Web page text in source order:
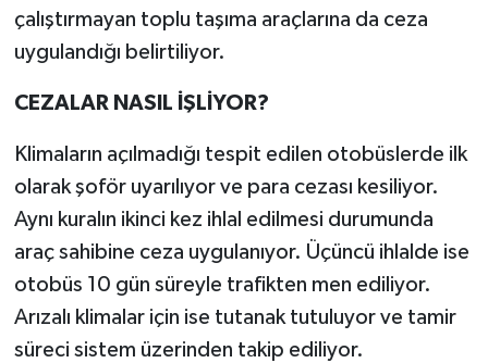
çalıştırmayan toplu taşıma araçlarına da ceza
uygulandığı belirtiliyor.
CEZALAR NASIL İŞLİYOR?
Klimaların açılmadığı tespit edilen otobüslerde ilk
olarak şoför uyarılıyor ve para cezası kesiliyor.
Aynı kuralın ikinci kez ihlal edilmesi durumunda
araç sahibine ceza uygulanıyor. Üçüncü ihlalde ise
otobüs 10 gün süreyle trafikten men ediliyor.
Arızalı klimalar için ise tutanak tutuluyor ve tamir
süreci sistem üzerinden takip ediliyor.